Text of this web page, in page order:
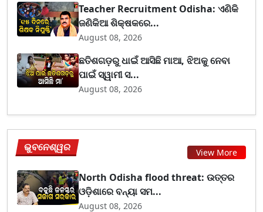
Teacher Recruitment Odisha: ଏଣିକି
ଜଣିକିଆ ଶିକ୍ଷକରେ...
August 08, 2026
ଛତିଶଗଡ଼ରୁ ଧାଇଁ ଆସିଛି ମାଆ, ଝିଅକୁ ନେବା
ପାଇଁ ସ୍ୱାମୀ ସ...
August 08, 2026
ଭୁବନେଶ୍ୱର View More
North Odisha flood threat: ଉତ୍ତର
ଓଡ଼ିଶାରେ ବନ୍ୟା ସମ...
August 08, 2026